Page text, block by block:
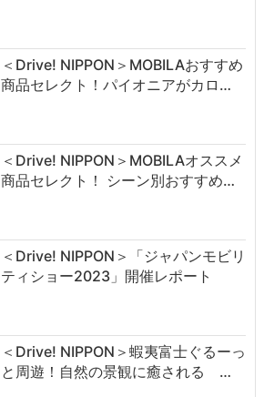
＜Drive! NIPPON＞MOBILAおすすめ
商品セレクト！パイオニアがカロ…
＜Drive! NIPPON＞MOBILAオススメ
商品セレクト！ シーン別おすすめ…
＜Drive! NIPPON＞「ジャパンモビリ
ティショー2023」開催レポート
＜Drive! NIPPON＞蝦夷富士ぐるーっ
と周遊！自然の景観に癒される …